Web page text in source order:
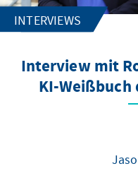
INTERVIEWS
Interview mit
KI-Weißbuch